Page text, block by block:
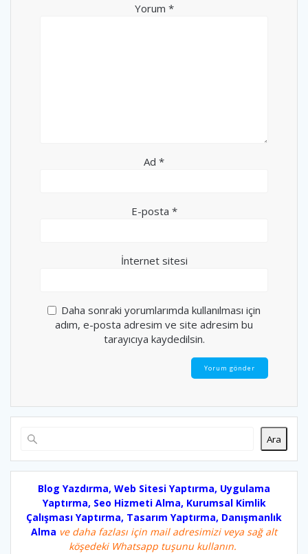
Yorum *
Ad *
E-posta *
İnternet sitesi
Daha sonraki yorumlarımda kullanılması için
adım, e-posta adresim ve site adresim bu
tarayıcıya kaydedilsin.
Ara
Blog Yazdırma, Web Sitesi Yaptırma, Uygulama
Yaptırma, Seo Hizmeti Alma, Kurumsal Kimlik
Çalışması Yaptırma, Tasarım Yaptırma, Danışmanlık
Alma ve daha fazlası için mail adresimizi veya sağ alt
köşedeki Whatsapp tuşunu kullanın.